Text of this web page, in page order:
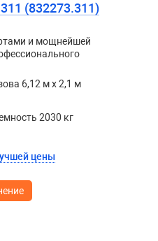
(832273.311)
и мощнейшей
6,12 м х 2,1 м
2030 кг
цены